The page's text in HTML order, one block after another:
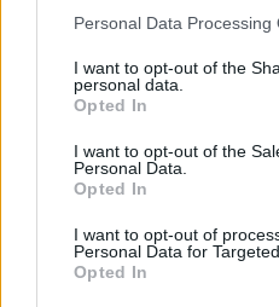
Please note that this website/
not limited to your visit or
grant or deny consent to
use your data for below
consent section.
Personal Data Processing
I want to opt-out of the
personal data.
Opted In
I want to opt-out of the
Personal Data.
Opted In
I want to opt-out of
Personal Data for
Opted In
À lire aussi